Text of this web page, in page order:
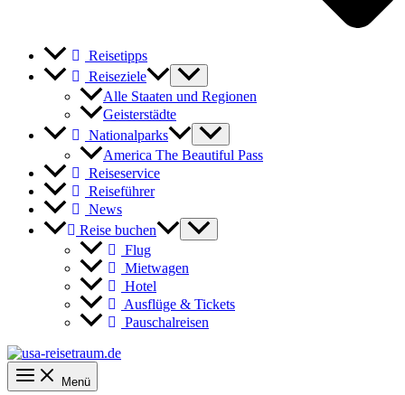
Reisetipps
Reiseziele
Alle Staaten und Regionen
Geisterstädte
Nationalparks
America The Beautiful Pass
Reiseservice
Reiseführer
News
Reise buchen
Flug
Mietwagen
Hotel
Ausflüge & Tickets
Pauschalreisen
Menü